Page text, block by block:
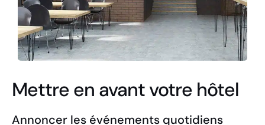
Mettre en avant votre hôtel
Annoncer les événements quotidiens